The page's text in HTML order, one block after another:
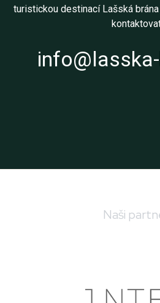
turistickou destinací Lašská
Naši